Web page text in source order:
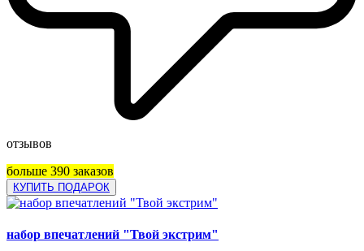
отзывов
больше 390 заказов
КУПИТЬ ПОДАРОК
набор впечатлений "Твой экстрим"